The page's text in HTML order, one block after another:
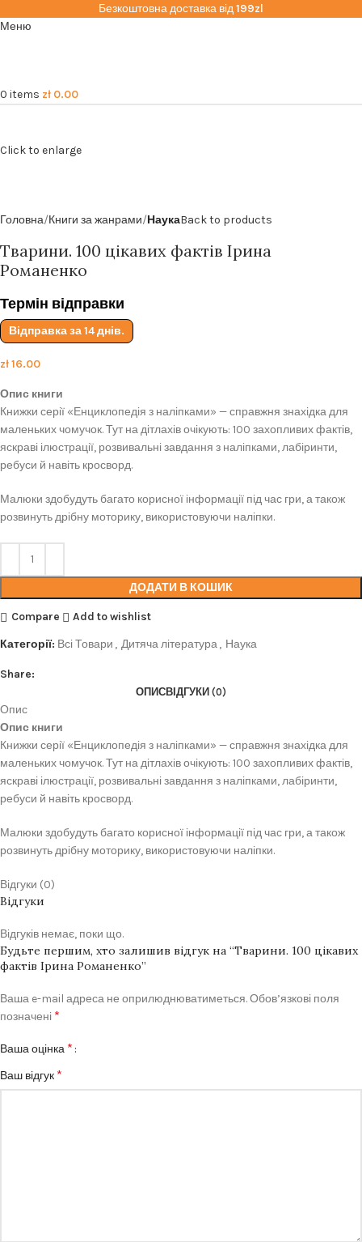
Безкоштовна доставка від199zl
Меню
0 items zł 0.00
Click to enlarge
Головна Книги за жанрами НаукаBack to products
Тварини. 100 цікавих фактів Ірина
Романенко
Термін відправки
Відправка за 14 днів.
zł16.00
Опис книги
Книжки серії «Енциклопедія з наліпками» — справжня знахідка для
маленьких чомучок. Тут на дітлахів очікують: 100 захопливих фактів,
яскраві ілюстрації, розвивальні завдання з наліпками, лабіринти,
ребуси й навіть кросворд.
Малюки здобудуть багато корисної інформації під час гри, а також
розвинуть дрібну моторику, використовуючи наліпки.
ДОДАТИ В КОШИК
Compare
Add to wishlist
Категорії: Всі Товари , Дитяча література, Наука
Share:
ОПИСВІДГУКИ (0)
Опис
Опис книги
Книжки серії «Енциклопедія з наліпками» — справжня знахідка для
маленьких чомучок. Тут на дітлахів очікують: 100 захопливих фактів,
яскраві ілюстрації, розвивальні завдання з наліпками, лабіринти,
ребуси й навіть кросворд.
Малюки здобудуть багато корисної інформації під час гри, а також
розвинуть дрібну моторику, використовуючи наліпки.
Відгуки (0)
Відгуки
Відгуків немає, поки що.
Будьте першим, хто залишив відгук на “Тварини. 100 цікавих
фактів Ірина Романенко”
Ваша e-mail адреса не оприлюднюватиметься.Обов’язкові поля
позначені *
Ваша оцінка *
Ваш відгук *